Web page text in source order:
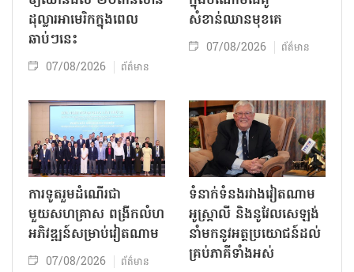
ដុល្លារអាមេរិកក្នុងពេល
ឆាប់ៗនេះ
07/08/2026 ព័ត៌មាន
សំខាន់ឈានមុខគេ
07/08/2026 ព័ត៌មាន
ការទូតរួមដំណើរជា
មួយសហគ្រាស ពង្រីកលំហ
អភិវឌ្ឍន៍សម្រាប់វៀតណាម
07/08/2026 ព័ត៌មាន
ទំនាក់ទំនងរវាងវៀតណាម
អូស្ត្រាលី និងនូវែលសេឡង់
នាំមកនូវអត្ថប្រយោជន៍ដល់
គ្រប់ភាគីទាំងអស់